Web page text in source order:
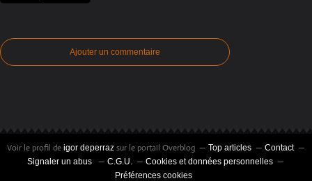
Ajouter un commentaire
Voir le profil de igor deperraz sur le portail Overblog Top articles
Contact
Signaler un abus
C.G.U.
Cookies et données personnelles
Préférences cookies